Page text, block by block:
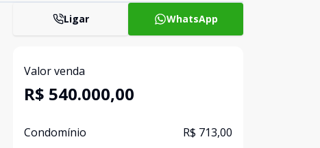
Ligar WhatsApp
Valor venda
R$ 540.000,00
Condomínio R$ 713,00